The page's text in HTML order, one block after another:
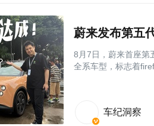
蔚来发布第五
8月7日，蔚来首座第
全系车型，标志着
车纪洞察